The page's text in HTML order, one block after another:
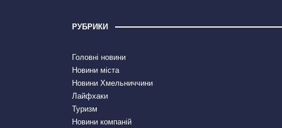
РУБРИКИ
Головні новини
Новини міста
Новини Хмельниччини
Лайфхаки
Туризм
Новини компаній